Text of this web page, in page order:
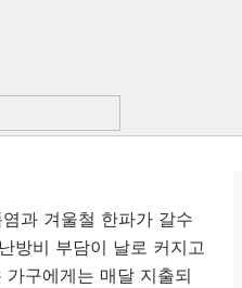
과 겨울철 한파가 갈수
방비 부담이 날로 커지고
구에게는 매달 지출되